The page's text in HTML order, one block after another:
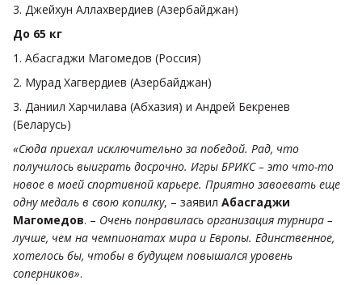
3. Джейхун Аллахвердиев (Азербайджан)
До 65 кг
1. Абасгаджи Магомедов (Россия)
2. Мурад Хагвердиев (Азербайджан)
3. Даниил Харчилава (Абхазия) и Андрей Бекренев
(Беларусь)
«Сюда приехал исключительно за победой. Рад, что
получилось выиграть досрочно. Игры БРИКС – это что-то
новое в моей спортивной карьере. Приятно завоевать еще
одну медаль в свою копилку, – заявил Абасгаджи
Магомедов. – Очень понравилась организация турнира –
лучше, чем на чемпионатах мира и Европы. Единственное,
хотелось бы, чтобы в будущем повышался уровень
соперников».